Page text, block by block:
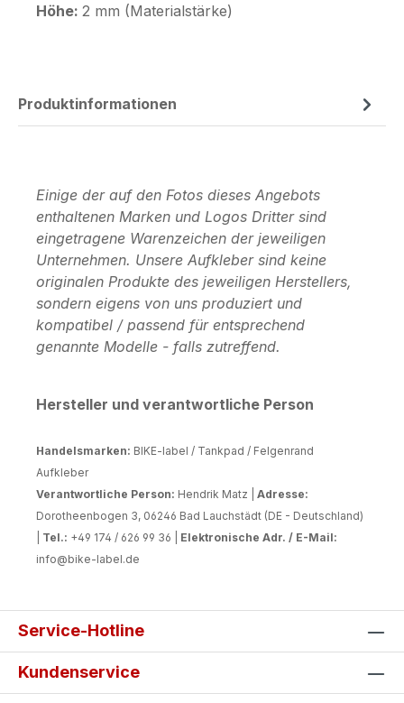
Höhe: 2 mm (Materialstärke)
Produktinformationen
Einige der auf den Fotos dieses Angebots
enthaltenen Marken und Logos Dritter sind
eingetragene Warenzeichen der jeweiligen
Unternehmen. Unsere Aufkleber sind keine
originalen Produkte des jeweiligen Herstellers,
sondern eigens von uns produziert und
kompatibel / passend für entsprechend
genannte Modelle - falls zutreffend.
Hersteller und verantwortliche Person
Handelsmarken: BIKE-label / Tankpad / Felgenrand
Aufkleber
Verantwortliche Person: Hendrik Matz | Adresse:
Dorotheenbogen 3, 06246 Bad Lauchstädt (DE - Deutschland)
Tel.: +49 174 / 626 99 36 | Elektronische Adr. / E-Mail:
info@bike-label.de
Service-Hotline
Kundenservice